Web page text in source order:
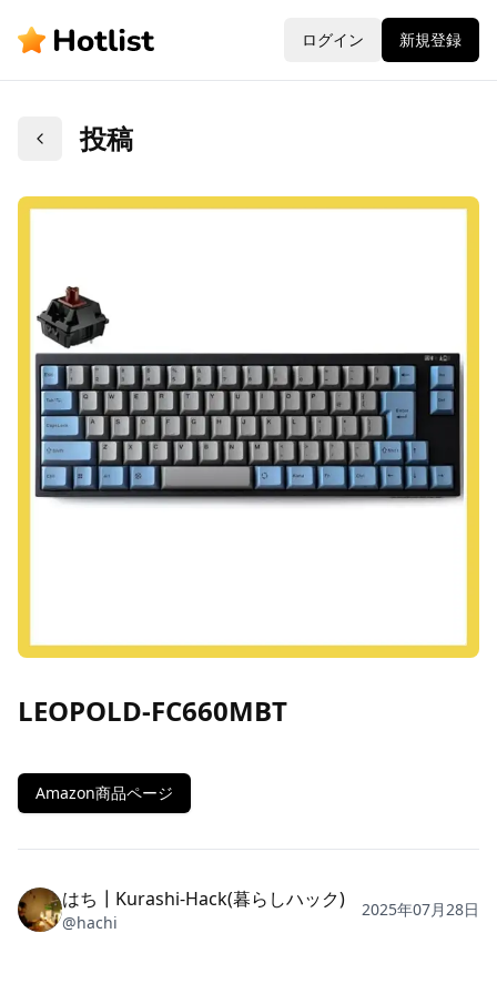
ログイン 新規登録
戻る 投稿
LEOPOLD-FC660MBT
Amazon商品ページ
はち┃Kurashi-Hack(暮らしハック)
@hachi
2025年07月28日